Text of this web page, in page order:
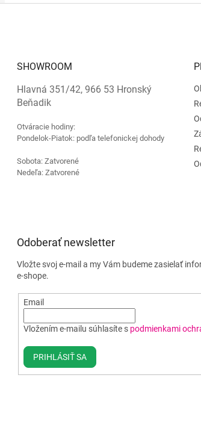
SHOWROOM
Hlavná 351/42, 966 53 Hronský
Beňadik
Otváracie hodiny:
Pondelok-Piatok: podľa telefonickej dohody
Sobota: Zatvorené
Nedeľa: Zatvorené
Odoberať newsletter
Vložte svoj e-mail a my Vám budeme zasielať
e-shope.
Email
Vložením e-mailu súhlasíte s podmienkami
PRIHLÁSIŤ SA